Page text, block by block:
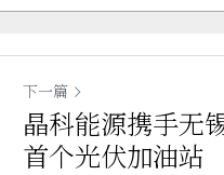
下一篇
晶科能源携手无
首个光伏加油站